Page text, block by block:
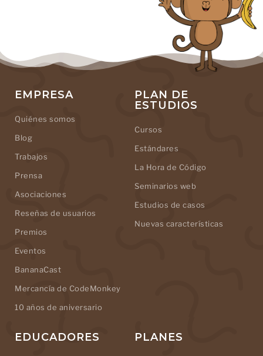
EMPRESA
Quiénes somos
Blog
Trabajos
Prensa
Asociaciones
Reseñas de usuarios
Premios
Eventos
BananaCast
Mercancía de CodeMonkey
10 años de aniversario
PLAN DE
ESTUDIOS
Cursos
Estándares
La Hora de Código
Seminarios web
Estudios de casos
Nuevas características
EDUCADORES PLANES